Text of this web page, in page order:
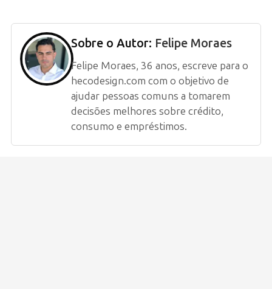
Sobre o Autor: Felipe Moraes
Felipe Moraes, 36 anos, escreve para o
hecodesign.com com o objetivo de
ajudar pessoas comuns a tomarem
decisões melhores sobre crédito,
consumo e empréstimos.